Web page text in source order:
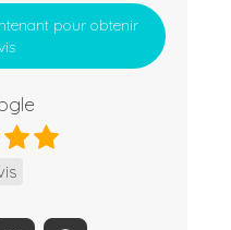
pour obtenir